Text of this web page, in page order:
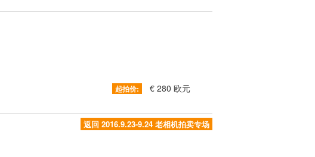
起拍价: € 280 欧元
返回 2016.9.23-9.24 老相机拍卖专场